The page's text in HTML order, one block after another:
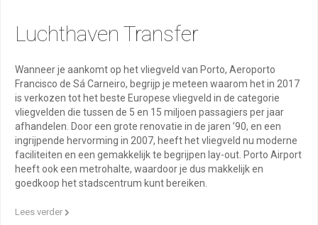
Luchthaven Transfer
Wanneer je aankomt op het vliegveld van Porto, Aeroporto
Francisco de Sá Carneiro, begrijp je meteen waarom het in 2017
is verkozen tot het beste Europese vliegveld in de categorie
vliegvelden die tussen de 5 en 15 miljoen passagiers per jaar
afhandelen. Door een grote renovatie in de jaren ’90, en een
ingrijpende hervorming in 2007, heeft het vliegveld nu moderne
faciliteiten en een gemakkelijk te begrijpen lay-out. Porto Airport
heeft ook een metrohalte, waardoor je dus makkelijk en
goedkoop het stadscentrum kunt bereiken.
Lees verder